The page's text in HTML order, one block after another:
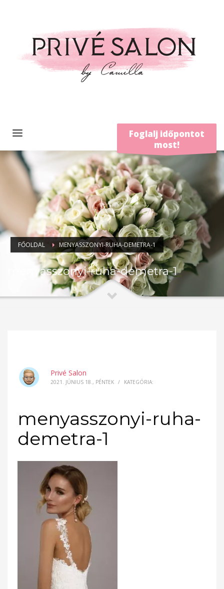
Foglalj időpontot
most!
FŐOLDAL MENYASSZONYI-RUHA-DEMETRA-1
menyasszonyi-ruha-demetra-1
Privé Salon
2021. JÚNIUS 18., PÉNTEK / KATEGÓRIA:
menyasszonyi-ruha-
demetra-1